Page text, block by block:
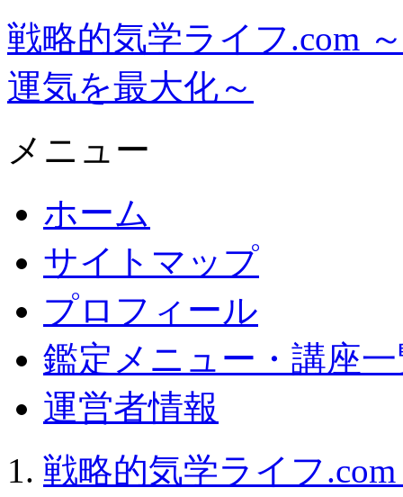
戦略的気学ライフ.com
運気を最大化～
メニュー
ホーム
サイトマップ
プロフィール
鑑定メニュー・講座
運営者情報
戦略的気学ライフ